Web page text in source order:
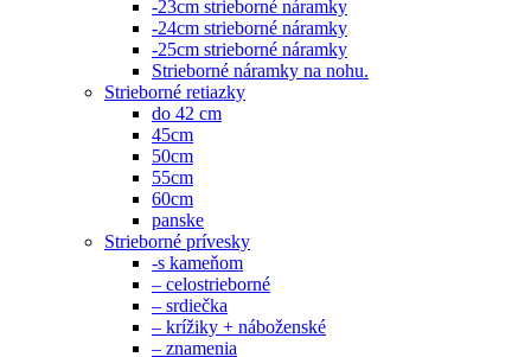
-23cm strieborné náramky
-24cm strieborné náramky
-25cm strieborné náramky
Strieborné náramky na nohu.
Strieborné retiazky
do 42 cm
45cm
50cm
55cm
60cm
panske
Strieborné prívesky
-s kameňom
– celostrieborné
– srdiečka
– krížiky + náboženské
– znamenia